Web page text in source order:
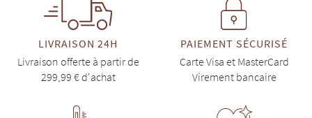
LIVRAISON 24H
Livraison offerte à partir de
299,99 € d'achat
PAIEMENT SÉCURISÉ
Carte Visa et MasterCard
Virement bancaire